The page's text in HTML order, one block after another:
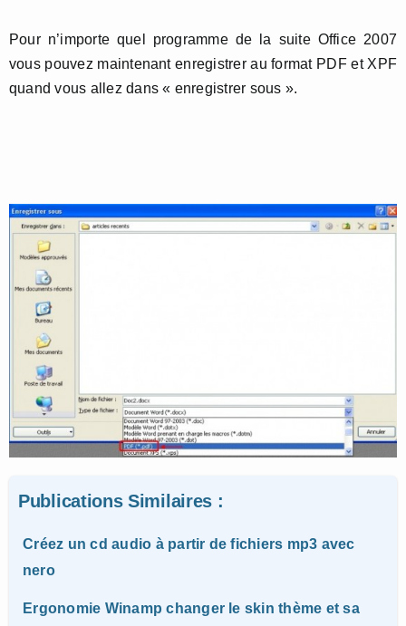
Pour n’importe quel programme de la suite Office 2007
vous pouvez maintenant enregistrer au format PDF et XPF
quand vous allez dans « enregistrer sous ».
Publications Similaires :
Créez un cd audio à partir de fichiers mp3 avec
nero
Ergonomie Winamp changer le skin thème et sa